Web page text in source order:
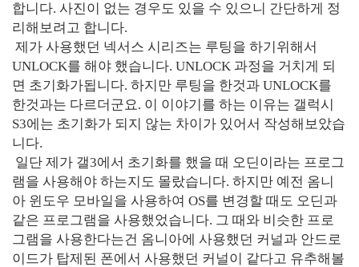
합니다. 사진이 없는 경우도 있을 수 있으니 간단하게 정
리해보려고 합니다.
제가 사용했던 넥서스 시리즈는 루팅을 하기위해서
UNLOCK를 해야 했습니다. UNLOCK 과정을 거치게 되
면 초기화가됩니다. 하지만 루팅을 한것과 UNLOCK를
한것과는 다르더군요. 이 이야기를 하는 이유는 갤럭시
S3에는 초기화가 되지 않는 차이가 있어서 작성해보았습
니다.
일단 제가 갤3에서 초기화를 했을 때 오딘이라는 프로그
램을 사용해야 하는지도 몰랐습니다. 하지만 예전 옴니
아 윈도우 모바일을 사용하여 OS를 변경할 때도 오딘과
같은 프로그램을 사용했었습니다. 그 때와 비슷한 프로
그램을 사용한다는건 옴니아에 사용했던 커널과 안드로
이드가 탑제된 폰에서 사용했던 커널이 같다고 유추해볼